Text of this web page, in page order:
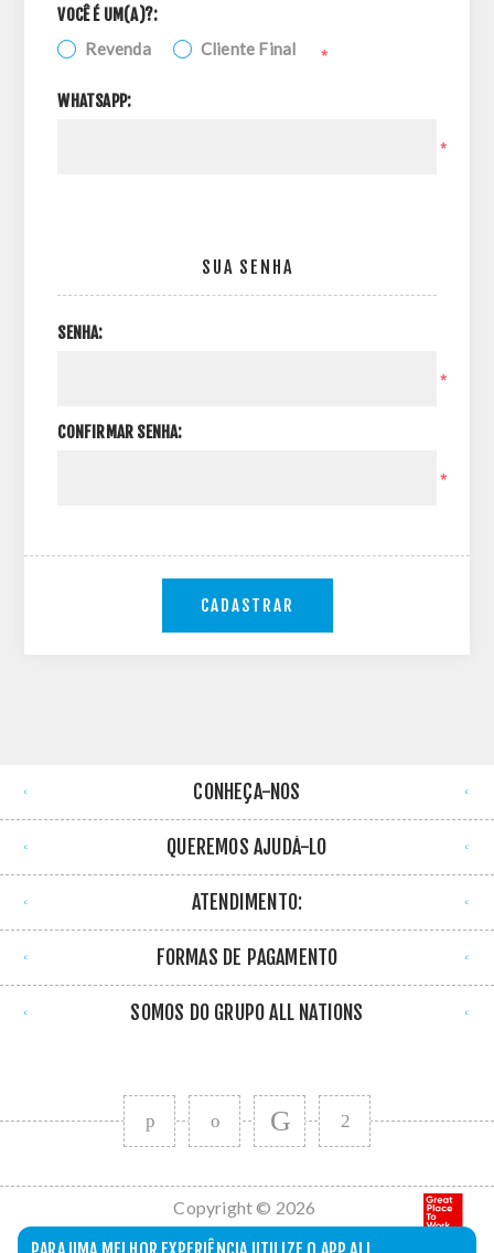
VOCÊ É UM(A)?:
Revenda Cliente Final *
WHATSAPP:
*
SUA SENHA
SENHA:
*
CONFIRMAR SENHA:
*
CADASTRAR
CONHEÇA-NOS
QUEREMOS AJUDÁ-LO
ATENDIMENTO:
FORMAS DE PAGAMENTO
SOMOS DO GRUPO ALL NATIONS
Copyright © 2026
All Nations. Todos